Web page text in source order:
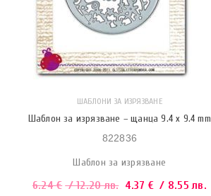
ШАБЛОНИ ЗА ИЗРЯЗВАНЕ
Шаблон за изрязване – щанца 9.4 x 9.4 mm
822836
Шаблон за изрязване
6.24€ / 12.20 лв. 4.37 € / 8.55 лв.